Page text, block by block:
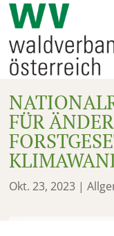
FÜR
Okt. 23, 2023 |